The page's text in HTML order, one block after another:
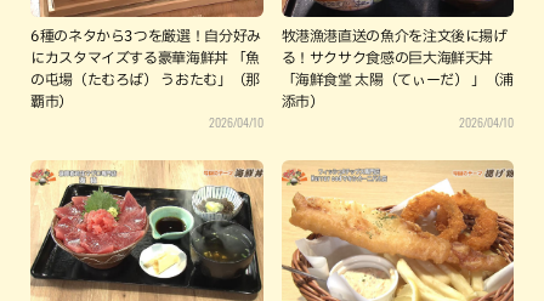
6種のネタから3つを厳選！自分好み
にカスタマイズする豪華海鮮丼 「魚
の屯場（たむろば） うおたむ」（那
覇市）
2026/04/10
牧港漁港直送の魚介を注文後に揚げ
る！サクサク食感の巨大海鮮天丼
「海鮮食堂 太陽（てぃーだ） 」（浦
添市）
2026/04/10